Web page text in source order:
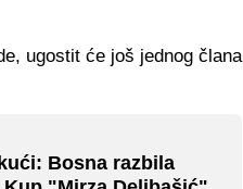
ugostit će još jednog člana
Bosna razbila